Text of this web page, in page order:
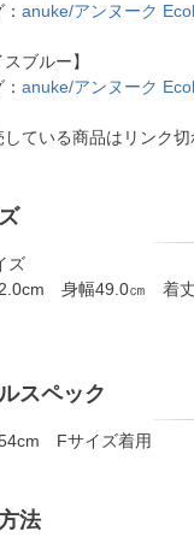
anuke/アンヌーク
スブルー】
anuke/アンヌーク
ている商品はリンク切
ズ
身幅49.0㎝ 着
スペック
Fサイズ着用
法